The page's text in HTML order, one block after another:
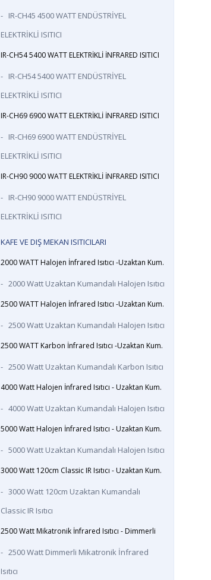
- IR-CH45 4500 WATT ENDÜSTRİYEL
ELEKTRİKLİ ISITICI
IR-CH54 5400 WATT ELEKTRİKLİ İNFRARED ISITICI
- IR-CH54 5400 WATT ENDÜSTRİYEL
ELEKTRİKLİ ISITICI
IR-CH69 6900 WATT ELEKTRİKLİ İNFRARED ISITICI
- IR-CH69 6900 WATT ENDÜSTRİYEL
ELEKTRİKLİ ISITICI
IR-CH90 9000 WATT ELEKTRİKLİ İNFRARED ISITICI
- IR-CH90 9000 WATT ENDÜSTRİYEL
ELEKTRİKLİ ISITICI
KAFE VE DIŞ MEKAN ISITICILARI
2000 WATT Halojen İnfrared Isıtıcı -Uzaktan Kum.
- 2000 Watt Uzaktan Kumandalı Halojen Isıtıcı
2500 WATT Halojen İnfrared Isıtıcı -Uzaktan Kum.
- 2500 Watt Uzaktan Kumandalı Halojen Isıtıcı
2500 WATT Karbon İnfrared Isıtıcı -Uzaktan Kum.
- 2500 Watt Uzaktan Kumandalı Karbon Isıtıcı
4000 Watt Halojen İnfrared Isıtıcı - Uzaktan Kum.
- 4000 Watt Uzaktan Kumandalı Halojen Isıtıcı
5000 Watt Halojen İnfrared Isıtıcı - Uzaktan Kum.
- 5000 Watt Uzaktan Kumandalı Halojen Isıtıcı
3000 Watt 120cm Classic IR Isıtıcı - Uzaktan Kum.
- 3000 Watt 120cm Uzaktan Kumandalı
Classic IR Isıtıcı
2500 Watt Mikatronik İnfrared Isıtıcı - Dimmerli
- 2500 Watt Dimmerli Mikatronik İnfrared
Isıtıcı